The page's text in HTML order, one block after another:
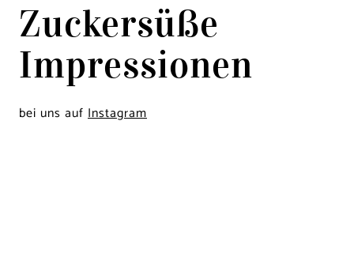
Zuckersüße
Impressionen
bei uns auf Instagram